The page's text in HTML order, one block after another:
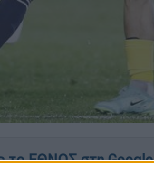
το ΕΘΝΟΣ στη Google